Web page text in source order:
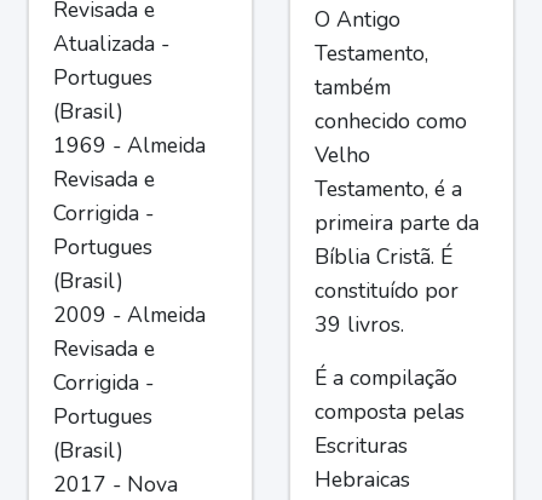
Revisada e
Atualizada -
Portugues
(Brasil)
1969 - Almeida
Revisada e
Corrigida -
Portugues
(Brasil)
2009 - Almeida
Revisada e
Corrigida -
Portugues
(Brasil)
2017 - Nova
O Antigo
Testamento,
também
conhecido como
Velho
Testamento, é a
primeira parte da
Bíblia Cristã. É
constituído por
39 livros.
É a compilação
composta pelas
Escrituras
Hebraicas